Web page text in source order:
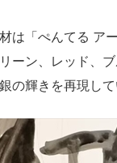
は「ぺんてる ア
ーン、レッド、
の輝きを再現して